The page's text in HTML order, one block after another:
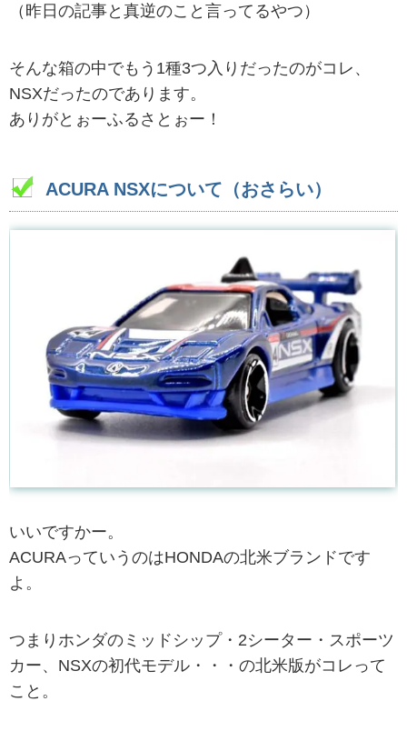
（昨日の記事と真逆のこと言ってるやつ）
そんな箱の中でもう1種3つ入りだったのがコレ、
NSXだったのであります。
ありがとぉーふるさとぉー！
ACURA NSXについて（おさらい）
いいですかー。
ACURAっていうのはHONDAの北米ブランドです
よ。
つまりホンダのミッドシップ・2シーター・スポーツ
カー、NSXの初代モデル・・・の北米版がコレって
こと。